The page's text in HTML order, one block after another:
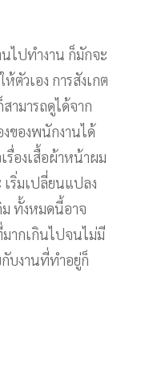
ไปทำงาน ก็มักจะ
ตัวเอง การสังเกต
ามารถดูได้จาก
ของพนักงานได้
รื่องเสื้อผ้าหน้าผม
ริ่มเปลี่ยนแปลง
ทั้งหมดนี้อาจ
มากเกินไปจนไม่มี
กับงานที่ทำอยู่ก็